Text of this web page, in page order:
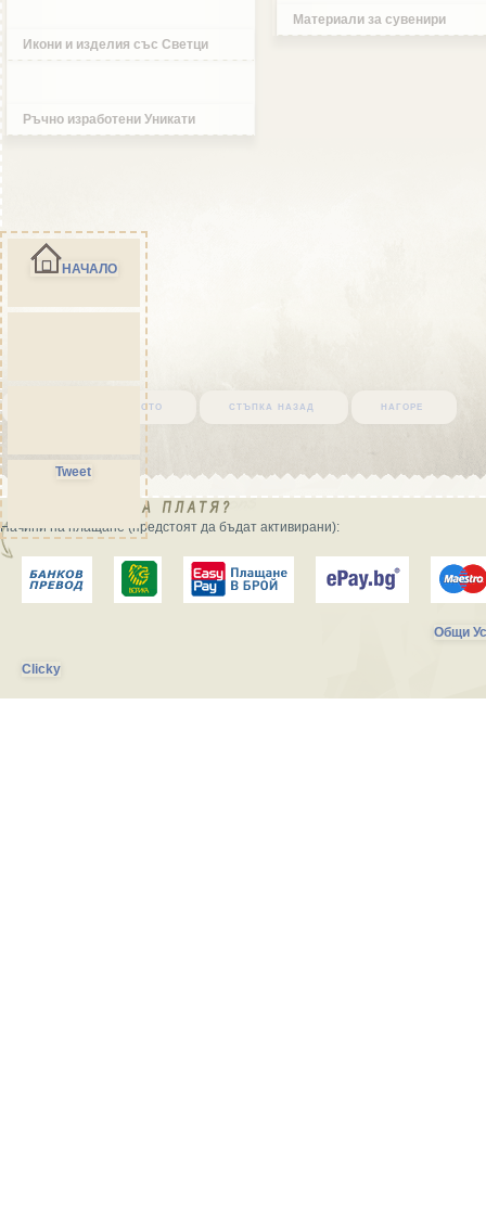
Икони и изделия със Светци
Ръчно изработени Уникати
Материали за сувенири
върни се в началото стъпка назад нагоре
Начини на плащане (предстоят да бъдат активирани):
Общи
Clicky
НАЧАЛО
Tweet